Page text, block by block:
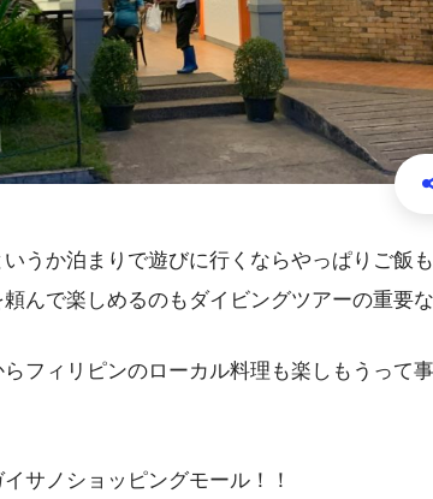
うか泊まりで遊びに行くならやっぱりご飯
んで楽しめるのもダイビングツアーの重要
フィリピンのローカル料理も楽しもうって
サノショッピングモール！！